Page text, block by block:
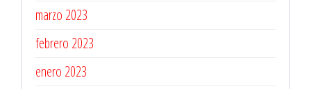
marzo 2023
febrero 2023
enero 2023